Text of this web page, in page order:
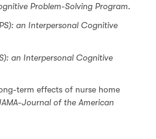
Problem-Solving Program.
an Interpersonal Cognitive
an Interpersonal Cognitive
term effects of nurse home
Journal of the American